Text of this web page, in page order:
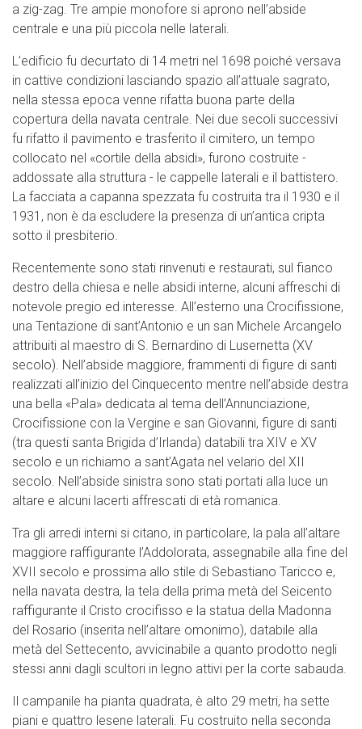
a zig-zag. Tre ampie monofore si aprono nell’abside
centrale e una più piccola nelle laterali.
L’edificio fu decurtato di 14 metri nel 1698 poiché versava
in cattive condizioni lasciando spazio all’attuale sagrato,
nella stessa epoca venne rifatta buona parte della
copertura della navata centrale. Nei due secoli successivi
fu rifatto il pavimento e trasferito il cimitero, un tempo
collocato nel «cortile della absidi», furono costruite -
addossate alla struttura - le cappelle laterali e il battistero.
La facciata a capanna spezzata fu costruita tra il 1930 e il
1931, non è da escludere la presenza di un’antica cripta
sotto il presbiterio.
Recentemente sono stati rinvenuti e restaurati, sul fianco
destro della chiesa e nelle absidi interne, alcuni affreschi di
notevole pregio ed interesse. All’esterno una Crocifissione,
una Tentazione di sant’Antonio e un san Michele Arcangelo
attribuiti al maestro di S. Bernardino di Lusernetta (XV
secolo). Nell’abside maggiore, frammenti di figure di santi
realizzati all’inizio del Cinquecento mentre nell’abside destra
una bella «Pala» dedicata al tema dell’Annunciazione,
Crocifissione con la Vergine e san Giovanni, figure di santi
(tra questi santa Brigida d’Irlanda) databili tra XIV e XV
secolo e un richiamo a sant’Agata nel velario del XII
secolo. Nell’abside sinistra sono stati portati alla luce un
altare e alcuni lacerti affrescati di età romanica.
Tra gli arredi interni si citano, in particolare, la pala all’altare
maggiore raffigurante l’Addolorata, assegnabile alla fine del
XVII secolo e prossima allo stile di Sebastiano Taricco e,
nella navata destra, la tela della prima metà del Seicento
raffigurante il Cristo crocifisso e la statua della Madonna
del Rosario (inserita nell’altare omonimo), databile alla
metà del Settecento, avvicinabile a quanto prodotto negli
stessi anni dagli scultori in legno attivi per la corte sabauda.
Il campanile ha pianta quadrata, è alto 29 metri, ha sette
piani e quattro lesene laterali. Fu costruito nella seconda